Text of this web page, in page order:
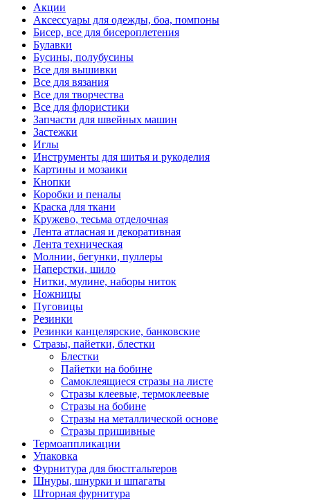
Акции
Аксессуары для одежды, боа, помпоны
Бисер, все для бисероплетения
Булавки
Бусины, полубусины
Все для вышивки
Все для вязания
Все для творчества
Все для флористики
Запчасти для швейных машин
Застежки
Иглы
Инструменты для шитья и рукоделия
Картины и мозаики
Кнопки
Коробки и пеналы
Краска для ткани
Кружево, тесьма отделочная
Лента атласная и декоративная
Лента техническая
Молнии, бегунки, пуллеры
Наперстки, шило
Нитки, мулине, наборы ниток
Ножницы
Пуговицы
Резинки
Резинки канцелярские, банковские
Стразы, пайетки, блестки
Блестки
Пайетки на бобине
Самоклеящиеся стразы на листе
Стразы клеевые, термоклеевые
Стразы на бобине
Стразы на металлической основе
Стразы пришивные
Термоаппликации
Упаковка
Фурнитура для бюстгальтеров
Шнуры, шнурки и шпагаты
Шторная фурнитура